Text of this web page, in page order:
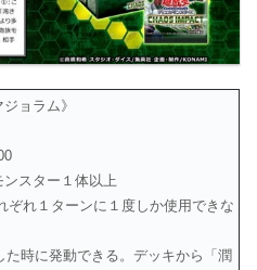
ョラム》
スター１体以上
ぞれ１ターンに１度しか使用できな
時に発動できる。デッキから「潤